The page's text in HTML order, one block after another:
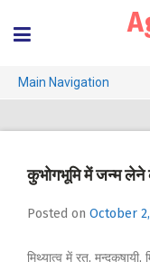
content
Main Navigation
Jain Darshan
कुभोगभूमि में जन्म
Posted on October
मिथ्यात्व में रत,